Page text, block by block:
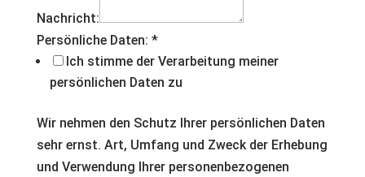
Nachricht:
Persönliche Daten: *
Ich stimme der Verarbeitung meiner
persönlichen Daten zu
Wir nehmen den Schutz Ihrer persönlichen Daten
sehr ernst. Art, Umfang und Zweck der Erhebung
und Verwendung Ihrer personenbezogenen